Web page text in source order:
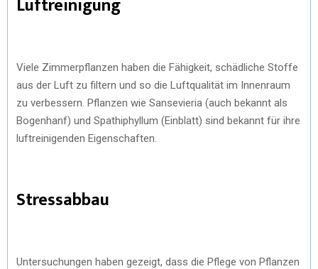
Viele Zimmerpflanzen haben die Fähigkeit, schädliche Stoffe
aus der Luft zu filtern und so die Luftqualität im Innenraum
zu verbessern. Pflanzen wie Sansevieria (auch bekannt als
Bogenhanf) und Spathiphyllum (Einblatt) sind bekannt für ihre
luftreinigenden Eigenschaften.
Stressabbau
Untersuchungen haben gezeigt, dass die Pflege von Pflanzen